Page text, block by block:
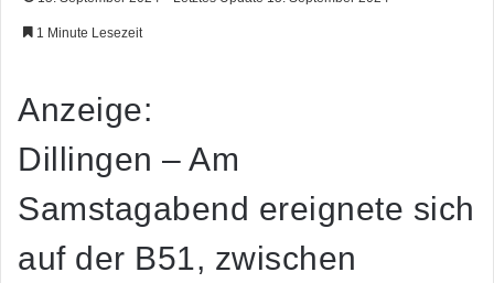
1 Minute Lesezeit
Anzeige:
Dillingen – Am
Samstagabend ereignete sich
auf der B51, zwischen